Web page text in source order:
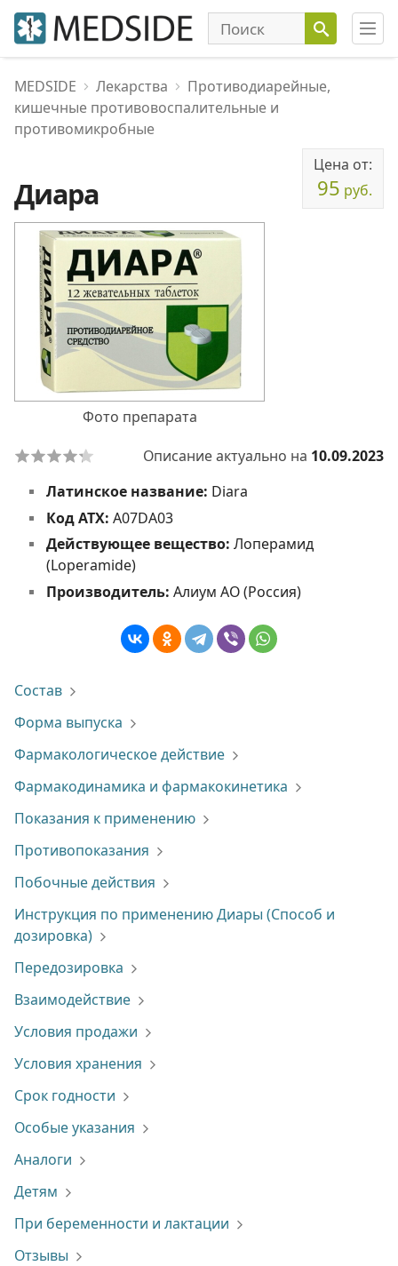
MEDSIDE Лекарства
Противодиарейные,
кишечные противовоспалительные и
противомикробные
Диара
Цена от:
95 руб.
Фото препарата
Описание актуально на 10.09.2023
Латинское название: Diara
Код АТХ: A07DA03
Действующее вещество: Лоперамид
(Loperamide)
Производитель: Алиум АО (Россия)
Состав
Форма выпуска
Фармакологическое действие
Фармакодинамика и фармакокинетика
Показания к применению
Противопоказания
Побочные действия
Инструкция по применению Диары (Способ и
дозировка)
Передозировка
Взаимодействие
Условия продажи
Условия хранения
Срок годности
Особые указания
Аналоги
Детям
При беременности и лактации
Отзывы